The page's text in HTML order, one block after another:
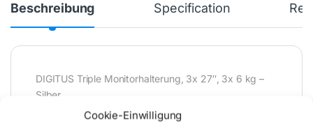
Cookie-Einwilligung
Beschreibung Specification
DIGITUS Triple Monitorhalterung, 3x 27″, 3x 6 kg –
Silber